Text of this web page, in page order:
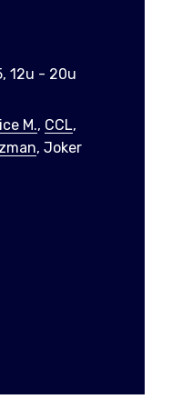
12u - 20u
M., CCL,
, Joker